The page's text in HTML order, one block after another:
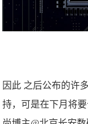
因此 之后公布的许
持，可是在下月将